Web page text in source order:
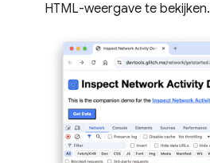
HTML-weergave te bekijken.